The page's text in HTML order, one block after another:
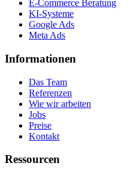
E-Commerce Beratung
KI-Systeme
Google Ads
Meta Ads
Informationen
Das Team
Referenzen
Wie wir arbeiten
Jobs
Preise
Kontakt
Ressourcen